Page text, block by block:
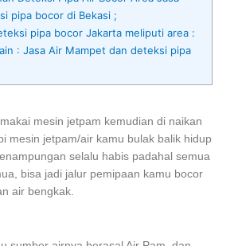
pipa bocor di Bekasi ;
pipa bocor Jakarta meliputi area :
: Jasa Air Mampet dan deteksi pipa
mesin jetpam kemudian di naikan
mesin jetpam/air kamu bulak balik hidup
selalu habis padahal semua
bisa jadi jalur pemipaan kamu bocor
air bengkak.